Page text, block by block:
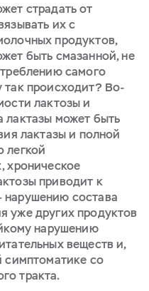
страдать от
их с
продуктов,
быть смазанной, не
самого
так происходит? Во-
лактозы и
лактазы может быть
лактазы и полной
легкой
хроническое
приводит к
состава
уже других продуктов
нарушению
веществ и,
симптоматике со
тракта.